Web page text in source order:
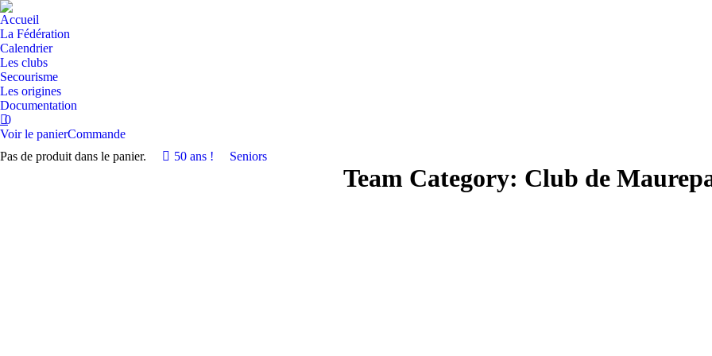
Accueil
La Fédération
Calendrier
Les clubs
Secourisme
Les origines
Documentation
0
Voir le panierCommande
Pas de produit dans le panier.
50 ans ! Seniors
Team Category: Club de